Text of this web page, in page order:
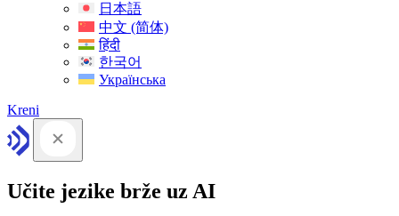
日本語
中文 (简体)
हिंदी
한국어
Українська
Kreni
Učite jezike brže uz AI